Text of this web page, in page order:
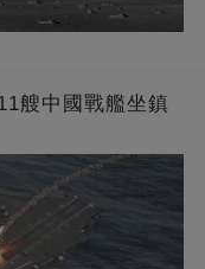
艘中國戰艦坐鎮